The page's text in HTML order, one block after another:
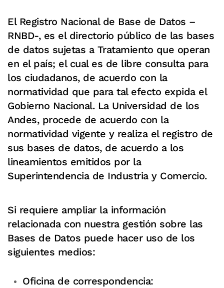
El Registro Nacional de Base de Datos –
RNBD-, es el directorio público de las bases
de datos sujetas a Tratamiento que operan
en el país; el cual es de libre consulta para
los ciudadanos, de acuerdo con la
normatividad que para tal efecto expida el
Gobierno Nacional. La Universidad de los
Andes, procede de acuerdo con la
normatividad vigente y realiza el registro de
sus bases de datos, de acuerdo a los
lineamientos emitidos por la
Superintendencia de Industria y Comercio.
Si requiere ampliar la información
relacionada con nuestra gestión sobre las
Bases de Datos puede hacer uso de los
siguientes medios:
Oficina de correspondencia: